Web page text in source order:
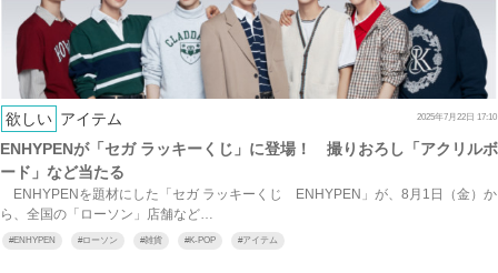
欲しい アイテム 2025年7月22日 17:10
ENHYPENが「セガ ラッキーくじ」に登場！ 撮りおろし「アクリルボ
ード」など当たる
ENHYPENを題材にした「セガ ラッキーくじ ENHYPEN」が、8月1日（金）か
ら、全国の「ローソン」店舗など…
#ENHYPEN #ローソン #雑貨 #K-POP #アイテム